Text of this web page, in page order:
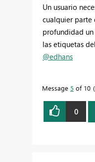
Un usuario
cualquier parte
profundidad
las etiquetas
@edhans
Message 5 of 10
0